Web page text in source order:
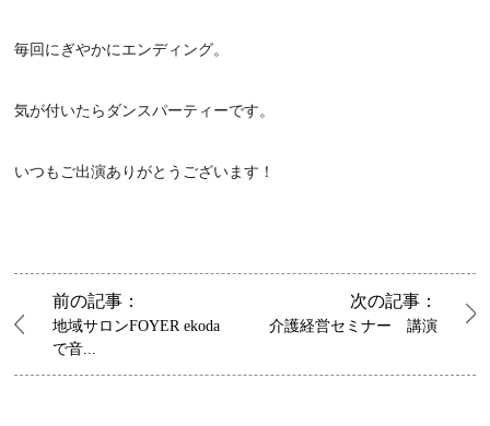
毎回にぎやかにエンディング。
気が付いたらダンスパーティーです。
いつもご出演ありがとうございます！
前の記事：
地域サロンFOYER ekoda
で音...
次の記事：
介護経営セミナー 講演